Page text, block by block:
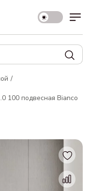
100 подвесная Bianco